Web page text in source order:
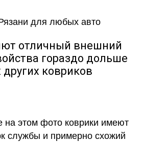
отличный внешний
гораздо дольше
ковриков
на этом фото коврики имеют
службы и примерно схожий